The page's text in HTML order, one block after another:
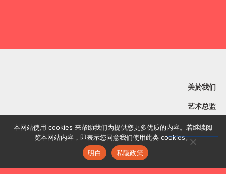
关於我们
艺术总监
乐团成员
演出及活动
本网站使用 cookies 来帮助我们为提供您更多优质的内容。若继续阅
览本网站内容，即表示您同意我们使用此类 cookies。
明白
私隐政策